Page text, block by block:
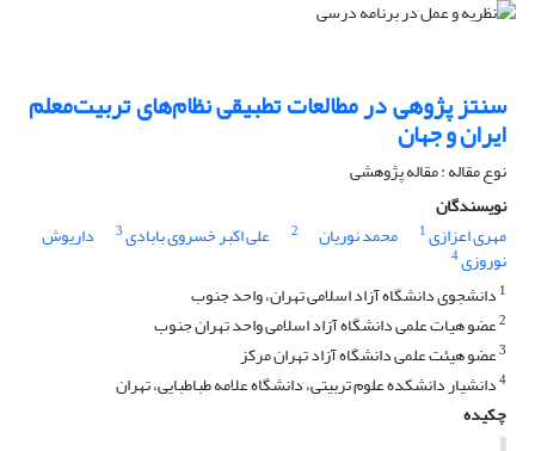
سنتز پژوهی در مطالعات تطبیقی نظام‌های تربیت‌معلم
ایران و جهان
نوع مقاله : مقاله پژوهشی
نویسندگان
مهری اعزازی1 محمد نوریان 2 علی اکبر خسروی بابادی3 داریوش
نوروزی4
1 دانشجوی دانشگاه آزاد اسلامی تهران، واحد جنوب
2عضو هیات علمی دانشگاه آزاد اسلامی واحد تهران جنوب
3عضو هیئت علمی دانشگاه آزاد تهران مرکز
4دانشیار دانشکده علوم تربیتی، دانشگاه علامه طباطبایی، تهران
چکیده